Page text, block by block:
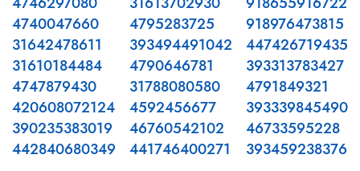
4740047660
31642478611
31610184484
4747879430
420608072124
390235383019
442840680349
4795283725
393494491042
4790646781
31788080580
4592456677
46760542102
441746400271
918976473815
447426719435
393313783427
4791849321
393339845490
46733595228
393459238376